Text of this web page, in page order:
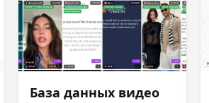
База данных видео